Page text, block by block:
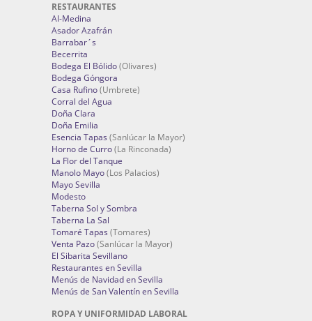
RESTAURANTES
Al-Medina
Asador Azafrán
Barrabar´s
Becerrita
Bodega El Bólido(Olivares)
Bodega Góngora
Casa Rufino(Umbrete)
Corral del Agua
Doña Clara
Doña Emilia
Esencia Tapas (Sanlúcar la Mayor)
Horno de Curro(La Rinconada)
La Flor del Tanque
Manolo Mayo(Los Palacios)
Mayo Sevilla
Modesto
Taberna Sol y Sombra
Taberna La Sal
Tomaré Tapas (Tomares)
Venta Pazo(Sanlúcar la Mayor)
El Sibarita Sevillano
Restaurantes en Sevilla
Menús de Navidad en Sevilla
Menús de San Valentín en Sevilla
ROPA Y UNIFORMIDAD LABORAL